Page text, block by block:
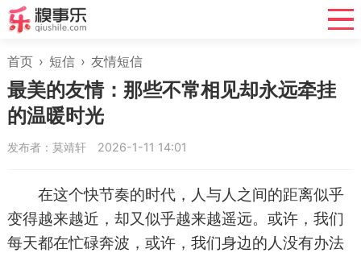
首页 › 短信 › 友情短信
最美的友情：那些不常相见却永远牵挂
的温暖时光
发布者：莫靖轩 2026-1-11 14:01
在这个快节奏的时代，人与人之间的距离似乎
变得越来越近，却又似乎越来越遥远。或许，我们
每天都在忙碌奔波，或许，我们身边的人没有办法